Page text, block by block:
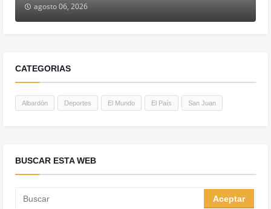
agosto 06, 2026
CATEGORIAS
Albardón Deportes El Mundo El País San Juan
BUSCAR ESTA WEB